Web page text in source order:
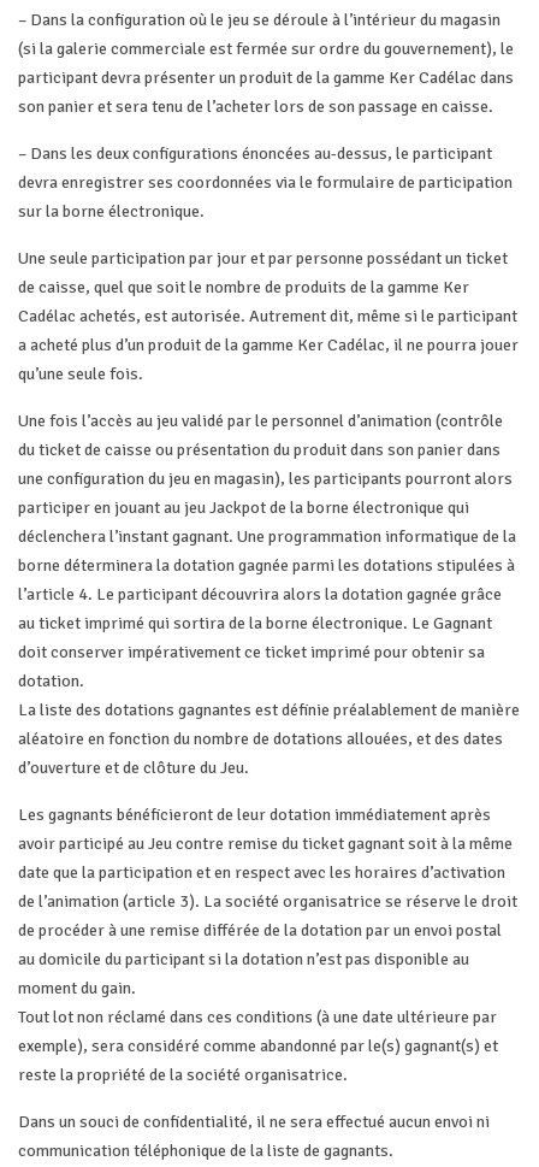
– Dans la configuration où le jeu se déroule à l’intérieur du magasin
(si la galerie commerciale est fermée sur ordre du gouvernement), le
participant devra présenter un produit de la gamme Ker Cadélac dans
son panier et sera tenu de l’acheter lors de son passage en caisse.
– Dans les deux configurations énoncées au-dessus, le participant
devra enregistrer ses coordonnées via le formulaire de participation
sur la borne électronique.
Une seule participation par jour et par personne possédant un ticket
de caisse, quel que soit le nombre de produits de la gamme Ker
Cadélac achetés, est autorisée. Autrement dit, même si le participant
a acheté plus d’un produit de la gamme Ker Cadélac, il ne pourra jouer
qu’une seule fois.
Une fois l’accès au jeu validé par le personnel d’animation (contrôle
du ticket de caisse ou présentation du produit dans son panier dans
une configuration du jeu en magasin), les participants pourront alors
participer en jouant au jeu Jackpot de la borne électronique qui
déclenchera l’instant gagnant. Une programmation informatique de la
borne déterminera la dotation gagnée parmi les dotations stipulées à
l’article 4. Le participant découvrira alors la dotation gagnée grâce
au ticket imprimé qui sortira de la borne électronique. Le Gagnant
doit conserver impérativement ce ticket imprimé pour obtenir sa
dotation.
La liste des dotations gagnantes est définie préalablement de manière
aléatoire en fonction du nombre de dotations allouées, et des dates
d’ouverture et de clôture du Jeu.
Les gagnants bénéficieront de leur dotation immédiatement après
avoir participé au Jeu contre remise du ticket gagnant soit à la même
date que la participation et en respect avec les horaires d’activation
de l’animation (article 3). La société organisatrice se réserve le droit
de procéder à une remise différée de la dotation par un envoi postal
au domicile du participant si la dotation n’est pas disponible au
moment du gain.
Tout lot non réclamé dans ces conditions (à une date ultérieure par
exemple), sera considéré comme abandonné par le(s) gagnant(s) et
reste la propriété de la société organisatrice.
Dans un souci de confidentialité, il ne sera effectué aucun envoi ni
communication téléphonique de la liste de gagnants.